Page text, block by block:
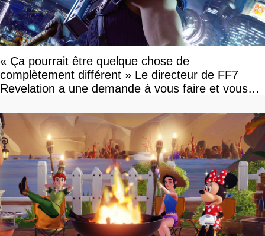
« Ça pourrait être quelque chose de
complètement différent » Le directeur de FF7
Revelation a une demande à vous faire et vous